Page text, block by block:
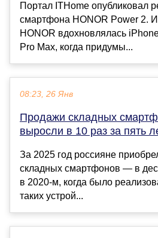
Портал ITHome опубликовал
смартфона HONOR Power 2. И
HONOR вдохновлялась
Pro Max, когда придумы...
08:23, 26 Янв
Продажи складных
выросли в 10 раз за пять
За 2025 год россияне
складных смартфонов — в
в 2020-м, когда было
таких устрой...